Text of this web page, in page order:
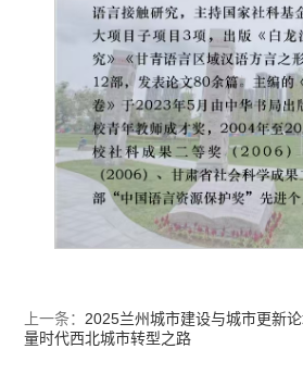
上一条：2025兰州城市建设与城市更新
量时代西北城市转型之路